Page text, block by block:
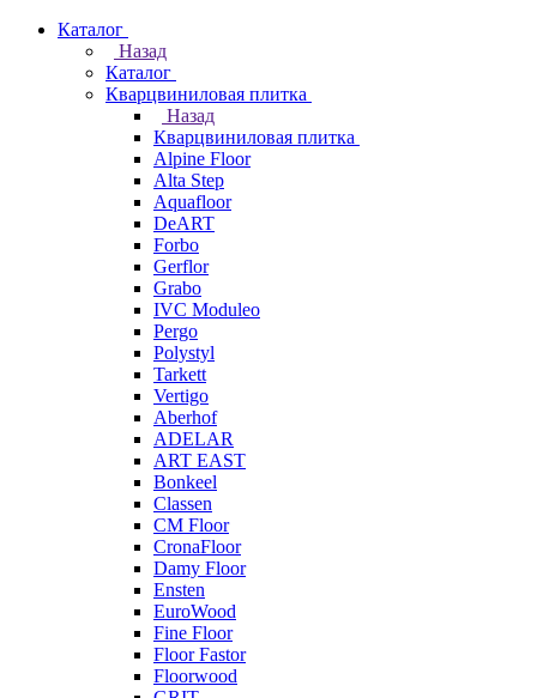
Каталог
Назад
Каталог
Кварцвиниловая плитка
Назад
Кварцвиниловая плитка
Alpine Floor
Alta Step
Aquafloor
DeART
Forbo
Gerflor
Grabo
IVC Moduleo
Pergo
Polystyl
Tarkett
Vertigo
Aberhof
ADELAR
ART EAST
Bonkeel
Classen
CM Floor
CronaFloor
Damy Floor
Ensten
EuroWood
Fine Floor
Floor Fastor
Floorwood